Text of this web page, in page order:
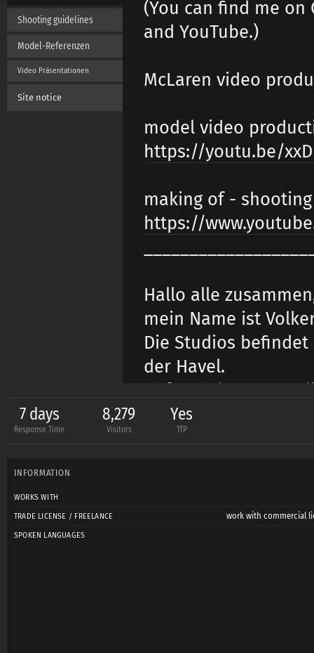
Shooting guidelines
Model-Referenzen
Video Präsentationen
Site notice
(You can find me on
and YouTube.)
McLaren video
model video
https://youtu.be/
making of -
https://
Hallo alle
mein Name ist
Die Studios
der Havel.
Auf Google unter
Referenzen:
-Tower Productions
7 days
Response Time
8,279
Visitors
Yes
TfP
INFORMATION
WORKS WITH
TRADE LICENSE / FREELANCE work with commercial
SPOKEN LANGUAGES